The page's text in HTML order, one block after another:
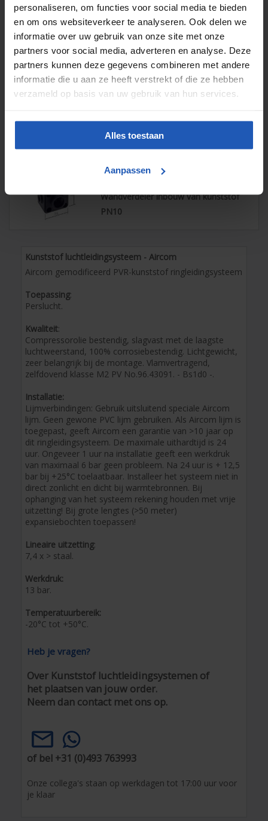
personaliseren, om functies voor social media te bieden
en om ons websiteverkeer te analyseren. Ook delen we
informatie over uw gebruik van onze site met onze
partners voor social media, adverteren en analyse. Deze
partners kunnen deze gegevens combineren met andere
informatie die u aan ze heeft verstrekt of die ze hebben
verzameld op basis van uw gebruik van hun services.
Alles toestaan
Aanpassen
3 artikelen
Muurplaat van kunststof PN15
voor kabelkanaal PN10
Wandverdeler inbouw van kunststof
PN10
Kunststof luchtleidingsysteem - Aircom
Aircom gemodificeerd PVR-kunststof ringleidingsysteem
Toepassing:
Perslucht.
Kwaliteit:
Compressorolie bestendig, slagvast met de laagste
luchtweerstand, 100% corrosiebestendig. Lichtgewicht,
zeer belangrijk bij de montage. Vlamvertragend,
zelfdovend klasse M2 PV No.96.43091. - Bs1d0 -.
Installatie:
Lijmverbindingen: Gebruik uitsluitend speciale Aircom
lijm. Geen gewone PVC lijm gebruiken. Als Aircom lijm is
toegepast, geeft Aircom een garantie van >10 jaar op
dit ringleidingsysteem. De maximale uithardtijd is 24
uur. Ongeveer 1 uur na installatie geeft een werkdruk
van maximaal 6 bar geen probleem. Na 24 uur is + 12,5
bar bij +25°C toelaatbaar. Installeer het systeem niet in
direct zonlicht en dicht bij warmtebronnen. Bij
ophanging van het systeem rekening houden met vrije
uitzetting! Bij grote lengtes (>50 meter)
expansiebochten toepassen!
Lineaire uitzetting:
7,4 x > staal.
Werkdruk:
13 bar.
Temperatuurbereik:
-20°C tot +50°C.
Heb je vragen?
Over Kunststof luchtleidingsystemen of
het plaatsen van jouw order.
Neem dan contact met ons op.
of bel +31 (0)493 763993
Onze collega's staan op werkdagen tot 17:00 uur voor
je klaar